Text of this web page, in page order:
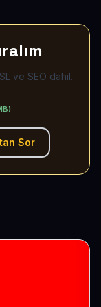
ve SEO dahil.
Sor